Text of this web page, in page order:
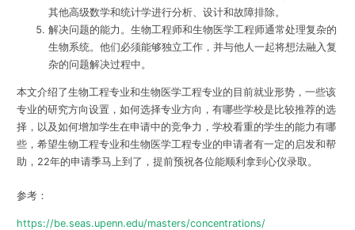
其他高级数学和统计学进行分析、设计和故障排除。
解决问题的能力。生物工程师和生物医学工程师通常处理复杂的
生物系统。他们必须能够独立工作，并与他人一起将想法融入复
杂的问题解决过程中。
本文介绍了生物工程专业和生物医学工程专业的目前就业形势，一些该
专业的研究方向设置，如何选择专业方向，有哪些学校是比较推荐的选
择，以及如何增加学生在申请中的竞争力，学校看重的学生的能力有哪
些，希望生物工程专业和生物医学工程专业的申请者有一定的启发和帮
助，22年的申请季马上到了，提前预祝各位能顺利拿到心仪录取。
参考：
https://be.seas.upenn.edu/masters/concentrations/